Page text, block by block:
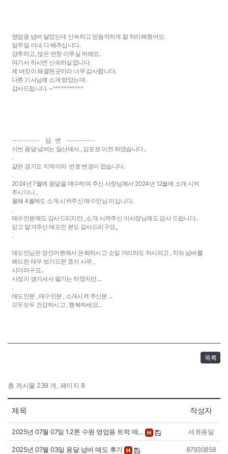
영업용 넘버 달았는데 신속하고 믿음직하게 잘 처리해줬어요.
일주일 이내 다 해주십니다.
강추하고, 많은 번창 이루실 꺼예요.
여기서 하시면 신속하실껍니다.
제 버킷이 해결된곳이라 너무 감사합니다.
다른 기사님께 소개 받았는데.
감사드립니다. ~^^^^^^^^^^^
---------- 답 변 ----------
이번 용달 넘버는 일산에서 , 김포로 이전 하였습니다..
.
같은 경기도 지역이라 번호 변경이 없습니다.
.
2024년 7월에 용달을 매수하여 주신 사장님께서 2024년 12월에 소개 시켜
주시더니 ,
올해 4월에도 소개 시켜주신 매수인님 이십니다..
.
매수인분께도 감사드리지만 , 소개 시켜주신 이사장님께도 감사 드립니다..
믿고 맡겨주신 매도인 분도 감사드리구요,,
.
매도인님은 장인어른께서 은퇴하시고 소일 거리라도 하시라고 , 차와 넘버를
해드린 매우 보기드문 효자 사위 ,
시더라구요..
사정이 생기셔서 팔기는 하였지만....
.
매도인분 , 매수인분 , 소개시켜 주신분 ...
모두모두 건강하시고 , 행복하세요...
목록
총 게시물 239 개, 페이지 8
제목 작성자
2025년 07월 07일 1.2톤 수원 영업용 트럭 매… H 세류용달
2025년 07월 03일 용달 넘버 매도 후기 H 87930858